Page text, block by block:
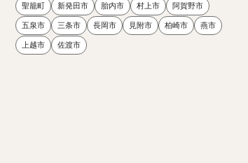
聖籠町 新発田市 胎内市 村上市 阿賀野市
五泉市 三条市 長岡市 見附市 柏崎市 燕市
上越市 佐渡市